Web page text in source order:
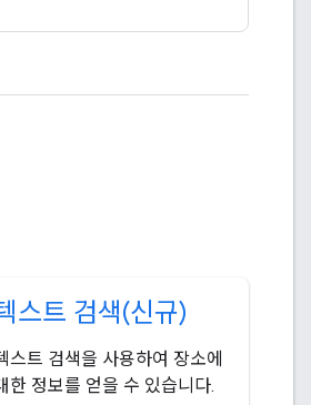
스트 검색(신규)
스트 검색을 사용하여 장소에
한 정보를 얻을 수 있습니다.